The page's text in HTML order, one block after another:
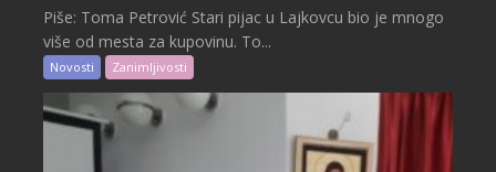
Piše: Toma Petrović Stari pijac u Lajkovcu bio je mnogo
više od mesta za kupovinu. To...
Novosti Zanimljivosti